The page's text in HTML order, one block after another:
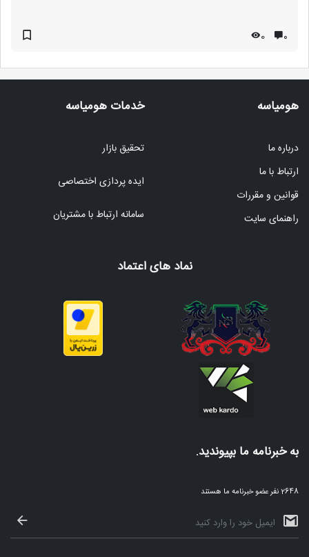
۰ 0
هومیاسه
درباره ما
ارتباط با ما
قوانین و مقررات
راهنمای سایت
خدمات هومیاسه
تحقیق بازار
ایده پردازی اختصاصی
سامانه ارتباط با مشتریان
نماد های اعتماد
به خبرنامه ما بپیوندید.
2648 نفر عضو خبرنامه ما هستند